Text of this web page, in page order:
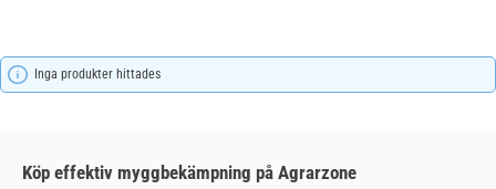
Inga produkter hittades
Köp effektiv myggbekämpning på Agrarzone